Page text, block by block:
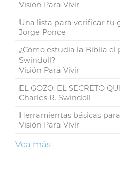
Visión Para Vivir
Una lista para verificar tu
Jorge Ponce
¿Cómo estudia la Biblia el
Swindoll?
Visión Para Vivir
EL GOZO: EL SECRETO
Charles R. Swindoll
Herramientas básicas
Visión Para Vivir
Vea más